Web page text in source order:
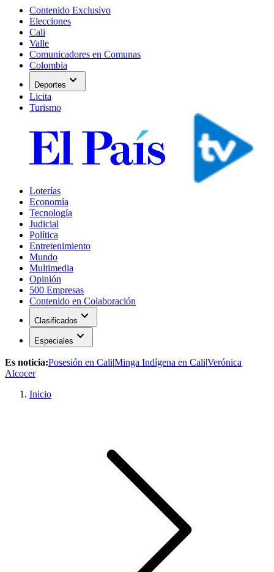
Contenido Exclusivo
Elecciones
Cali
Valle
Comunicadores en Comunas
Colombia
Deportes expand_more
Licita
Turismo
Loterías
Economía
Tecnología
Judicial
Política
Entretenimiento
Mundo
Multimedia
Opinión
500 Empresas
Contenido en Colaboración
Clasificados expand_more
Especiales expand_more
Es noticia:Posesión en Cali|Minga Indígena en Cali|Verónica
Alcocer
Inicio